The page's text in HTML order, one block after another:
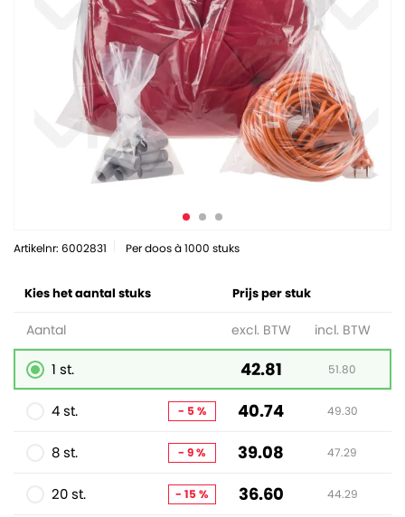
Artikelnr: 6002831 Per doos à 1000 stuks
Kies het aantal stuks Prijs per stuk
Aantal excl. BTW incl. BTW
1 st. 42.81 51.80
4 st. - 5 % 40.74 49.30
8 st. - 9 % 39.08 47.29
20 st. - 15 % 36.60 44.29